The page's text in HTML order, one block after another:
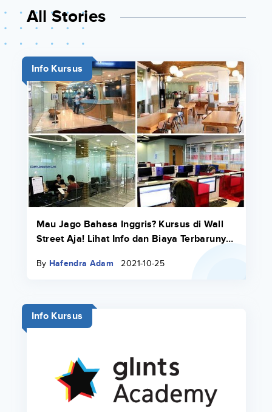
All Stories
Info Kursus
Mau Jago Bahasa Inggris? Kursus di Wall
Street Aja! Lihat Info dan Biaya Terbarunya
By Hafendra Adam 2021-10-25
Info Kursus